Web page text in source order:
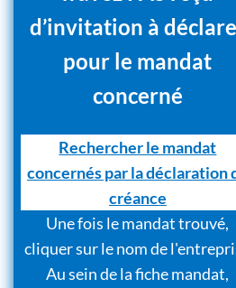
d’invitation à
pour le mandat
concerné
Rechercher le mandat
concernés par la déclaration
créance
Une fois le mandat trouvé,
cliquer sur le nom de
Au sein de la fiche mandat,